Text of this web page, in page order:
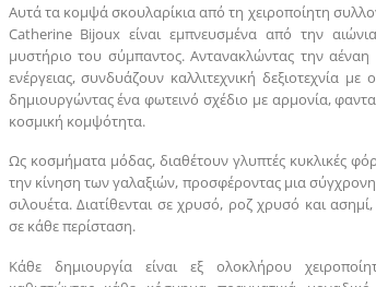
Αυτά τα κομψά σκουλαρίκια από τη χειροποίητη
Catherine Bijoux είναι εμπνευσμένα από την
μυστήριο του σύμπαντος. Αντανακλώντας την
ενέργειας, συνδυάζουν καλλιτεχνική δεξιοτεχνία με
δημιουργώντας ένα φωτεινό σχέδιο με αρμονία,
κοσμική κομψότητα.
Ως κοσμήματα μόδας, διαθέτουν γλυπτές κυκλικές
την κίνηση των γαλαξιών, προσφέροντας μια
σιλουέτα. Διατίθενται σε χρυσό, ροζ χρυσό και
σε κάθε περίσταση.
Κάθε δημιουργία είναι εξ ολοκλήρου